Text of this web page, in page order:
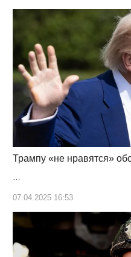
Трампу «не нравятся»
…
07.04.2025 16:53